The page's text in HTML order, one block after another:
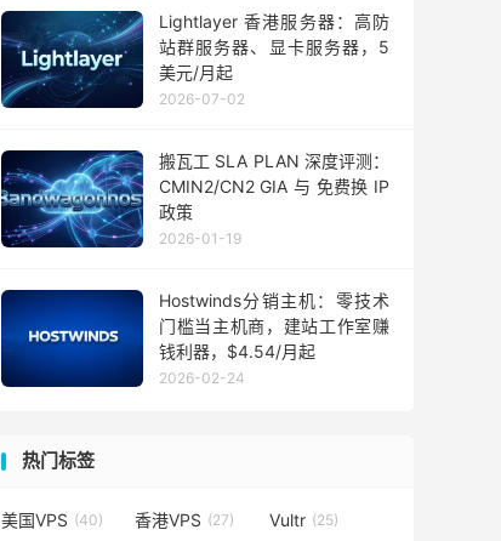
Lightlayer 香港服务器：高防
站群服务器、显卡服务器，5
美元/月起
2026-07-02
搬瓦工 SLA PLAN 深度评测：
CMIN2/CN2 GIA 与 免费换 IP
政策
2026-01-19
Hostwinds分销主机：零技术
门槛当主机商，建站工作室赚
钱利器，$4.54/月起
2026-02-24
热门标签
美国VPS (40) 香港VPS (27) Vultr (25)